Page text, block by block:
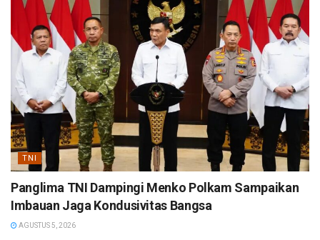
TNI
Panglima TNI Dampingi Menko Polkam Sampaikan
Imbauan Jaga Kondusivitas Bangsa
AGUSTUS 5, 2026